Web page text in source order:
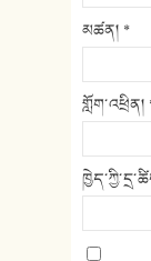
མཚན། *
གློག་འཕྲིན།